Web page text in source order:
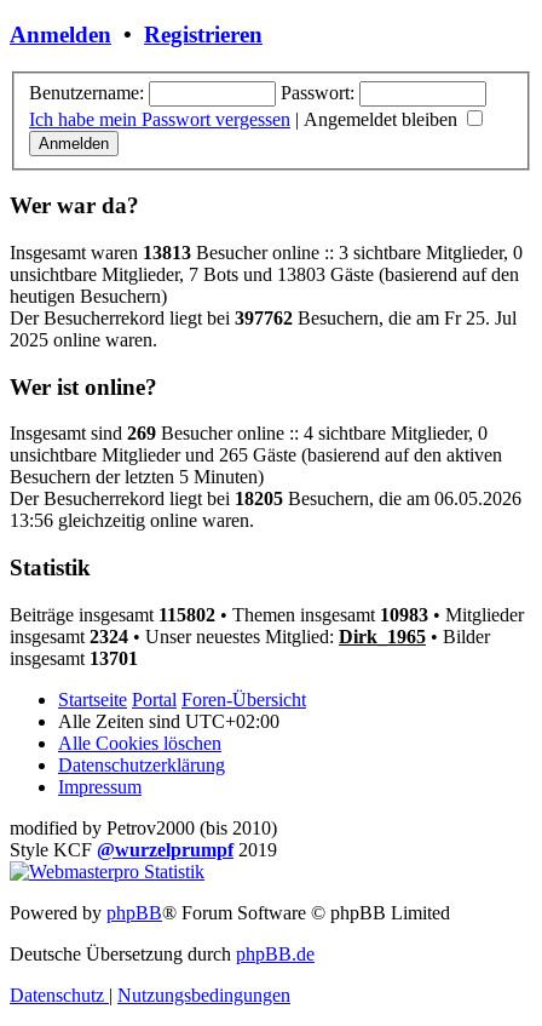
Anmelden • Registrieren
Benutzername:
Passwort:
Ich habe mein Passwort vergessen | Angemeldet bleiben
Wer war da?
Insgesamt waren 13813 Besucher online :: 3 sichtbare Mitglieder, 0
unsichtbare Mitglieder, 7 Bots und 13803 Gäste (basierend auf den
heutigen Besuchern)
Der Besucherrekord liegt bei 397762 Besuchern, die am Fr 25. Jul
2025 online waren.
Wer ist online?
Insgesamt sind 269 Besucher online :: 4 sichtbare Mitglieder, 0
unsichtbare Mitglieder und 265 Gäste (basierend auf den aktiven
Besuchern der letzten 5 Minuten)
Der Besucherrekord liegt bei 18205 Besuchern, die am 06.05.2026
13:56 gleichzeitig online waren.
Statistik
Beiträge insgesamt 115802 • Themen insgesamt 10983 • Mitglieder
insgesamt 2324 • Unser neuestes Mitglied: Dirk_1965 • Bilder
insgesamt 13701
Startseite Portal Foren-Übersicht
Alle Zeiten sind UTC+02:00
Alle Cookies löschen
Datenschutzerklärung
Impressum
modified by Petrov2000 (bis 2010)
Style KCF @wurzelprumpf2019
Powered by phpBB® Forum Software © phpBB Limited
Deutsche Übersetzung durch phpBB.de
Datenschutz | Nutzungsbedingungen